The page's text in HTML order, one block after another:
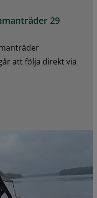
29
att följa direkt via